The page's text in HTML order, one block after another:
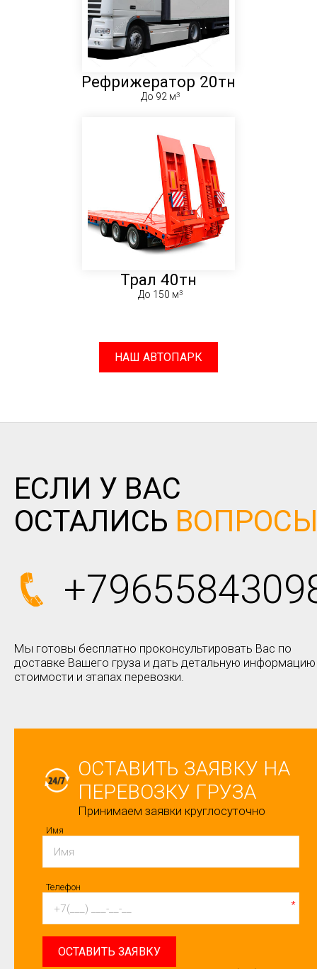
Рефрижератор 20тн
До 92 м
Трал 40тн
До 150 м
НАШ АВТОПАРК
ЕСЛИ У ВАС
ОСТАЛИСЬ
Мы готовы бесплатно проконсультировать Вас по
доставке Вашего груза и дать детальную
стоимости и этапах перевозки.
ОСТАВИТЬ ЗАЯВКУ НА
ПЕРЕВОЗКУ ГРУЗА
Принимаем заявки круглосуточно
Имя
Телефон
*
ОСТАВИТЬ ЗАЯВКУ